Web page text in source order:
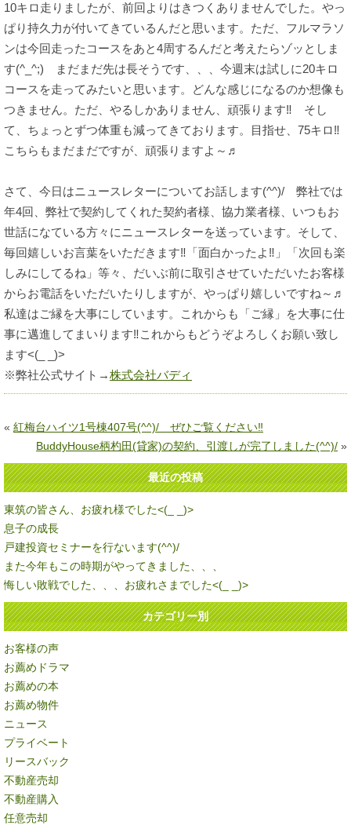
10キロ走りましたが、前回よりはきつくありませんでした。やっ
ぱり持久力が付いてきているんだと思います。ただ、フルマラソ
ンは今回走ったコースをあと4周するんだと考えたらゾッとしま
す(^_^;) まだまだ先は長そうです、、、今週末は試しに20キロ
コースを走ってみたいと思います。どんな感じになるのか想像も
つきません。ただ、やるしかありません、頑張ります‼ そし
て、ちょっとずつ体重も減ってきております。目指せ、75キロ‼
こちらもまだまだですが、頑張りますよ～♬
さて、今日はニュースレターについてお話します(^^)/ 弊社では
年4回、弊社で契約してくれた契約者様、協力業者様、いつもお
世話になている方々にニュースレターを送っています。そして、
毎回嬉しいお言葉をいただきます‼「面白かったよ‼」「次回も楽
しみにしてるね」等々、だいぶ前に取引させていただいたお客様
からお電話をいただいたりしますが、やっぱり嬉しいですね～♬
私達はご縁を大事にしています。これからも「ご縁」を大事に仕
事に邁進してまいります‼これからもどうぞよろしくお願い致し
ます<(_ _)>
※弊社公式サイト→株式会社バディ
« 紅梅台ハイツ1号棟407号(^^)/ ぜひご覧ください‼
BuddyHouse柄杓田(貸家)の契約、引渡しが完了しました(^^)/ »
最近の投稿
東筑の皆さん、お疲れ様でした<(_ _)>
息子の成長
戸建投資セミナーを行ないます(^^)/
また今年もこの時期がやってきました、、、
悔しい敗戦でした、、、お疲れさまでした<(_ _)>
カテゴリー別
お客様の声
お薦めドラマ
お薦めの本
お薦め物件
ニュース
プライベート
リースバック
不動産売却
不動産購入
任意売却